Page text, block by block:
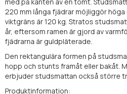
220 mm långa fjädrar möjliggör
viktgräns är 120 kg. Stratos
år, eftersom ramen är gjord av
fjädrarna är guldpläterade.
Den rektangulära formen på
hopp och stunts framåt eller bakåt.
erbjuder studsmattan också större
Produktinformation: